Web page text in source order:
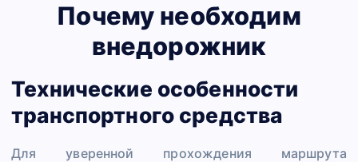
Почему необходим
внедорожник
Технические особенности
транспортного средства
Для уверенной прохождения маршрута